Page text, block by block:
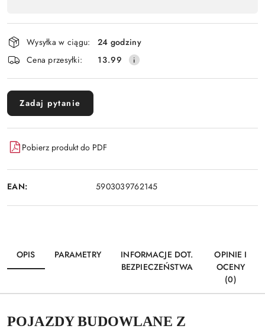
płatność
i
dostawa
Wysyłka w ciągu:
24 godziny
Cena przesyłki:
13.99
Zadaj pytanie
Pobierz produkt do PDF
EAN: 5903039762145
OPIS PARAMETRY
INFORMACJE DOT.
BEZPIECZEŃSTWA
OPINIE I
OCENY
(0)
POJAZDY BUDOWLANE Z